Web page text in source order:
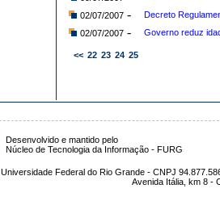
02/07/2007-
Decreto
02/07/2007- Governo reduz
<< 22 23 24 25
Desenvolvido e mantido pelo
Núcleo de Tecnologia da Informação - FURG
Universidade Federal do Rio Grande - CNPJ
Avenida Itália, km 8 -